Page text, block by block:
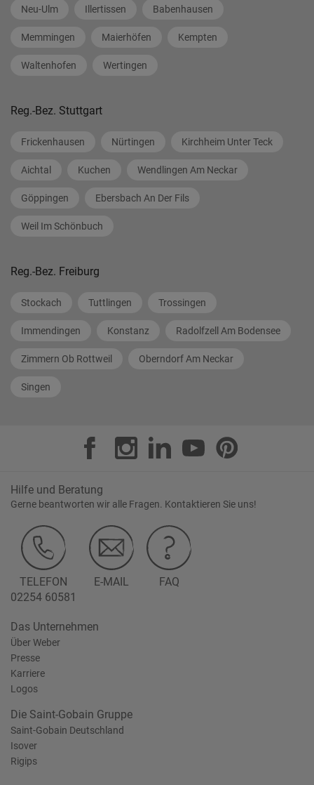
Neu-Ulm Illertissen Babenhausen
Memmingen Maierhöfen Kempten
Waltenhofen Wertingen
Reg.-Bez. Stuttgart
Frickenhausen Nürtingen Kirchheim Unter Teck
Aichtal Kuchen Wendlingen Am Neckar
Göppingen Ebersbach An Der Fils
Weil Im Schönbuch
Reg.-Bez. Freiburg
Stockach Tuttlingen Trossingen
Immendingen Konstanz Radolfzell Am Bodensee
Zimmern Ob Rottweil Oberndorf Am Neckar
Singen
Hilfe und Beratung
Gerne beantworten wir alle Fragen. Kontaktieren Sie uns!
TELEFON
02254 60581
E-MAIL FAQ
Das Unternehmen
Über Weber
Presse
Karriere
Logos
Die Saint-Gobain Gruppe
Saint-Gobain Deutschland
Isover
Rigips